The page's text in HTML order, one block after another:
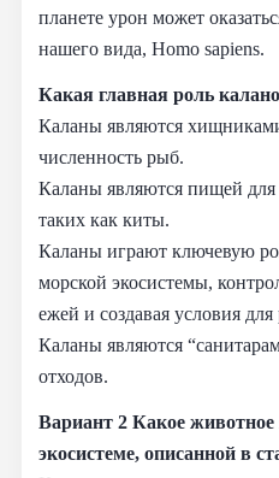
планете урон может
нашего вида, Homo sapiens.
Какая главная роль
Каланы являются
численность рыб.
Каланы являются пищей
таких как киты.
Каланы играют ключевую
морской экосистемы,
ежей и создавая условия
Каланы являются
отходов.
Вариант 2 Какое
экосистеме, описанной в